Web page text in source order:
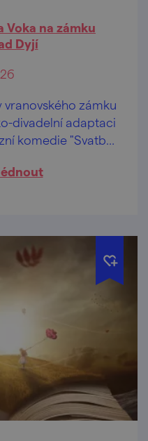
Voka na zámku
Dyjí
zámku
divadelní adaptaci
komedie "Svatby